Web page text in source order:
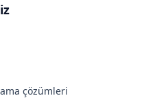
çözümleri